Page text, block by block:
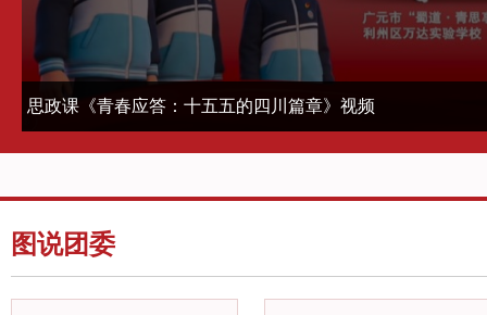
思政课《青春应答：十五五的四川篇章》视频
2026-06-10
展
图说团委